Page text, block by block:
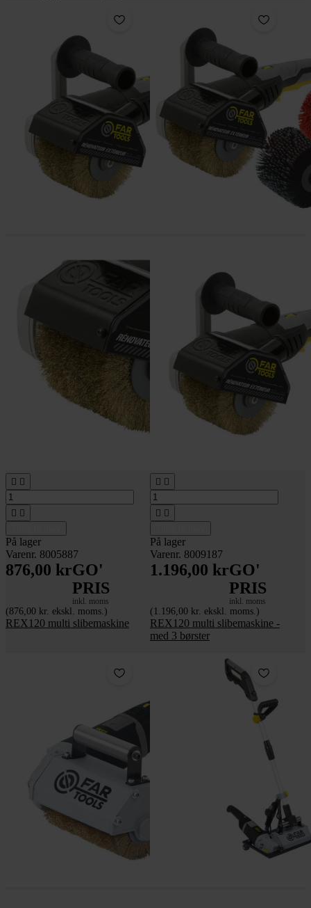
 
 
På lager
Varenr. 8005887
876,00 krGO'
PRIS
inkl. moms
(876,00 kr. ekskl. moms.)
REX120 multi slibemaskine
 
 
På lager
Varenr. 8009187
1.196,00 krGO'
PRIS
inkl. moms
(1.196,00 kr. ekskl. moms.)
REX120 multi slibemaskine -
med 3 børster